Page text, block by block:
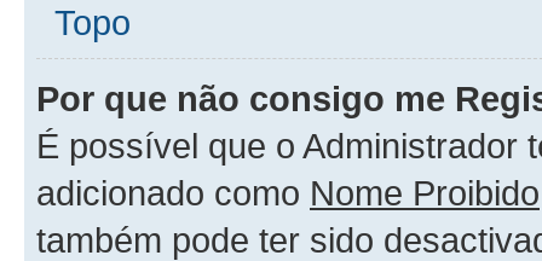
Topo
Por que não consigo me
É possível que o Administrador
adicionado como Nome Proibido
também pode ter sido